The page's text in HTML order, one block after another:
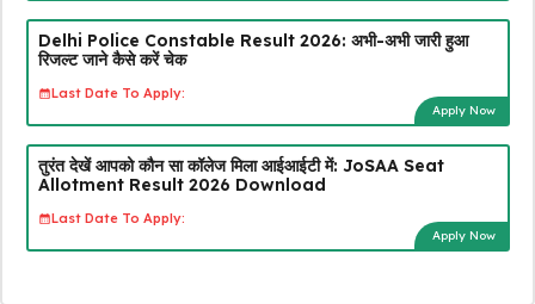
Delhi Police Constable Result 2026: अभी-अभी जारी हुआ
रिजल्ट जाने कैसे करें चेक
Last Date To Apply:
Apply Now
तुरंत देखें आपको कौन सा कॉलेज मिला आईआईटी में: JoSAA Seat
Allotment Result 2026 Download
Last Date To Apply:
Apply Now